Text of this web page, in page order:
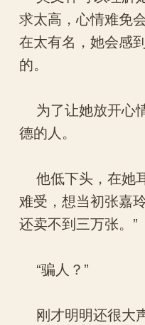
求太高，心情难免
在太有名，她会感
的。
为了让她放开心
德的人。
他低下头，在她
难受，想当初张嘉
还卖不到三万张。”
“骗人？”
刚才明明还很大